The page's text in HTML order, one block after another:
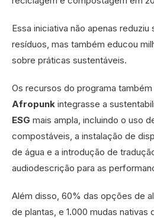
Essa iniciativa não apenas
resíduos, mas também educou
sobre práticas sustentáveis.
Os recursos do programa
Afropunk integrasse a
ESG mais ampla, incluindo o uso
compostáveis, a instalação de
de água e a introdução de
audiodescrição para as
Além disso, 60% das opções de
de plantas, e 1.000 mudas nativas